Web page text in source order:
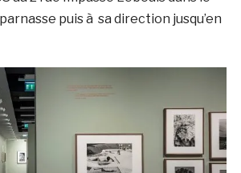
puis à sa direction jusqu’en